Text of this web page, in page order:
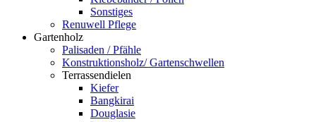
Sonstiges
Renuwell Pflege
Gartenholz
Palisaden / Pfähle
Konstruktionsholz/ Gartenschwellen
Terrassendielen
Kiefer
Bangkirai
Douglasie